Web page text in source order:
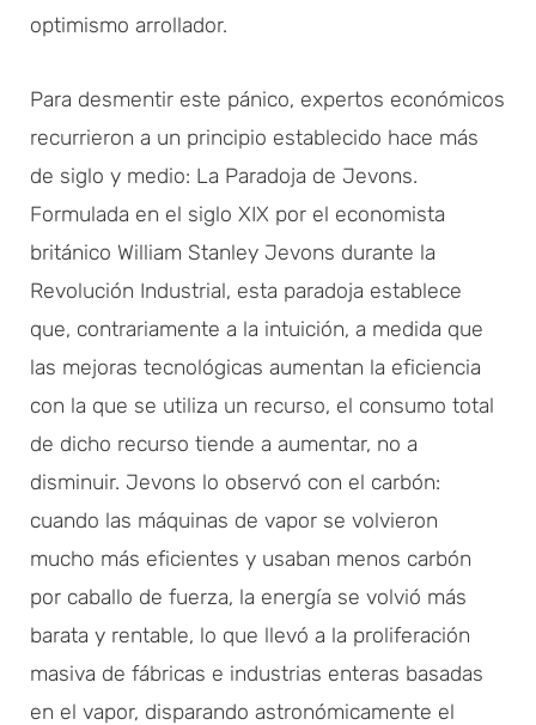
optimismo arrollador.
Para desmentir este pánico, expertos económicos
recurrieron a un principio establecido hace más
de siglo y medio: La Paradoja de Jevons.
Formulada en el siglo XIX por el economista
británico William Stanley Jevons durante la
Revolución Industrial, esta paradoja establece
que, contrariamente a la intuición, a medida que
las mejoras tecnológicas aumentan la eficiencia
con la que se utiliza un recurso, el consumo total
de dicho recurso tiende a aumentar, no a
disminuir. Jevons lo observó con el carbón:
cuando las máquinas de vapor se volvieron
mucho más eficientes y usaban menos carbón
por caballo de fuerza, la energía se volvió más
barata y rentable, lo que llevó a la proliferación
masiva de fábricas e industrias enteras basadas
en el vapor, disparando astronómicamente el